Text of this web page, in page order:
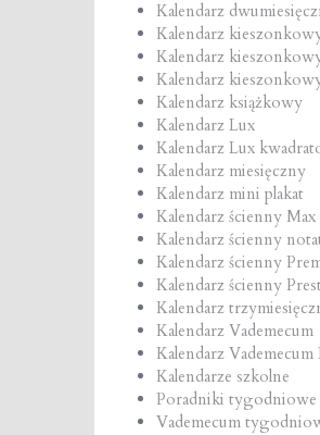
Kalendarz
Kalendarz
Kalendarz
Kalendarz
Kalendarz książkowy
Kalendarz Lux
Kalendarz Lux
Kalendarz miesięczny
Kalendarz mini plakat
Kalendarz ścienny Max
Kalendarz ścienny
Kalendarz ścienny
Kalendarz ścienny
Kalendarz
Kalendarz Vademecum
Kalendarz Vademecum
Kalendarze szkolne
Poradniki tygodniowe
Vademecum